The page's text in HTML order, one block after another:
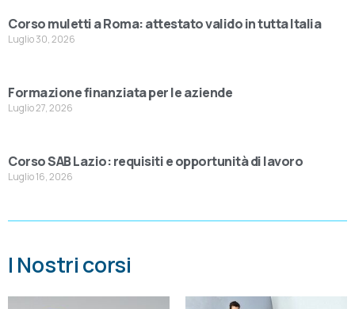
Corso muletti a Roma: attestato valido in tutta Italia
Luglio 30, 2026
Formazione finanziata per le aziende
Luglio 27, 2026
Corso SAB Lazio: requisiti e opportunità di lavoro
Luglio 16, 2026
I Nostri corsi